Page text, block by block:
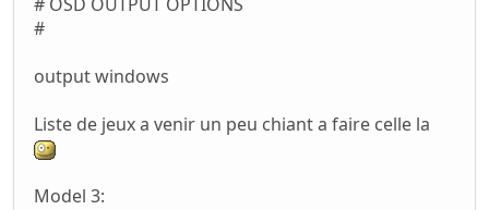
#
output windows
Liste de jeux a venir un peu chiant a faire celle la
Model 3: